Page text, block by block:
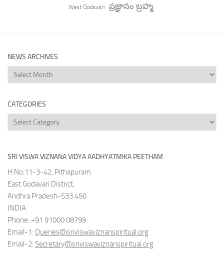
West Godavari ప్రజ్ఞానం బ్రహ్మ
NEWS ARCHIVES
News
Archives
CATEGORIES
Categories
SRI VISWA VIZNANA VIDYA AADHYATMIKA PEETHAM
H.No:11-3-42, Pithapuram
East Godavari District,
Andhra Pradesh-533 450
INDIA
Phone: +91 91000 08799
Email-1: Queries@sriviswaviznanspiritual.org
Email-2: Secretary@sriviswaviznanspiritual.org